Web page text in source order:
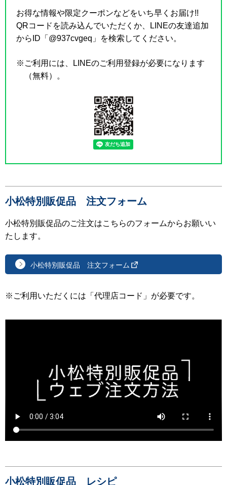
お得な情報や限定クーポンなどをいち早くお届け!!
QRコードを読み込んでいただくか、LINEの友達追加
からID「@937cvgeq」を検索してください。
※ご利用には、LINEのご利用登録が必要になります
（無料）。
小松特別販促品 注文フォーム
小松特別販促品のご注文はこちらのフォームからお願いい
たします。
小松特別販促品 注文フォーム
※ご利用いただくには「代理店コード」が必要です。
小松特別販促品 レシピ